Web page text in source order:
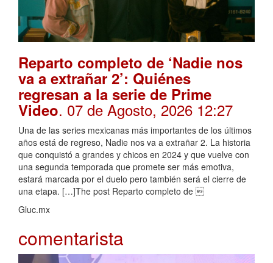
Reparto completo de ‘Nadie nos
va a extrañar 2’: Quiénes
regresan a la serie de Prime
Video. 07 de Agosto, 2026 12:27
Una de las series mexicanas más importantes de los últimos
años está de regreso, Nadie nos va a extrañar 2. La historia
que conquistó a grandes y chicos en 2024 y que vuelve con
una segunda temporada que promete ser más emotiva,
estará marcada por el duelo pero también será el cierre de
una etapa. […]The post Reparto completo de 
Gluc.mx
comentarista